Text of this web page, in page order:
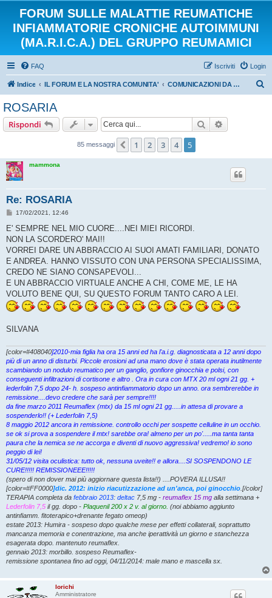
FORUM SULLE MALATTIE REUMATICHE
INFIAMMATORIE CRONICHE AUTOIMMUNI
(MA.R.I.C.A.) DEL GRUPPO REUMAMICI
FAQ Login
Iscriviti
Indice IL FORUM E LA NOSTRA COMUNITA' COMUNICAZIONI DA PARTE DELL'AMMINISTRAZIONE
ROSARIA
Rispondi Cerca
85 messaggi Precedente
1 2 3 4 5
mammona
Re: ROSARIA
M
s
a
g
i
o
17/02/2021, 12:46
E' SEMPRE NEL MIO CUORE....NEI MIEI RICORDI.
NON LA SCORDERO' MAI!!
VORREI DARE UN ABBRACCIO AI SUOI AMATI FAMILIARI, DONATO
E ANDREA. HANNO VISSUTO CON UNA PERSONA SPECIALISSIMA,
CREDO NE SIANO CONSAPEVOLI...
E UN ABBRACCIO VIRTUALE ANCHE A CHI, COME ME, LE HA
VOLUTO BENE QUI, SU QUESTO FORUM TANTO CARO A LEI.
SILVANA
[color=#408040]2010-mia figlia ha ora 15 anni ed ha l'a.i.g. diagnosticata a 12 anni dopo
più di un anno di disturbi. Piccole erosioni ad una mano dove è stata operata inutilmente
scambiando un nodulo reumatico per un ganglio, gonfiore ginocchia e polsi, con
conseguenti infiltrazioni di cortisone e altro . Ora in cura con MTX 20 ml ogni 21 gg. +
lederfolin 7,5 dopo 24- h. sospeso antinfiammatorio dopo un anno. ora sembrerebbe in
remissione....devo credere che sarà per sempre!!!!
da fine marzo 2011 Reumaflex (mtx) da 15 ml ogni 21 gg.....in attesa di provare a
sospenderlo!! (+ Lederfolin 7,5)
8 maggio 2012 ancora in remissione. controllo occhi per sospette celluline in un occhio.
se ok si prova a sospendere il mtx! sarebbe ora! almeno per un po'.....ma tanta tanta
paura che la nemica se ne accorga e diventi di nuovo aggressiva! vedremo! io sono
peggio di lei!
31/05/12 visita oculistica: tutto ok, nessuna uveite!! e allora....SI SOSPENDONO LE
CURE!!!!! REMISSIONEEE!!!!!
(spero di non dover mai più aggiornare questa lista!!) ....POVERA ILLUSA!!
[color=#FF0000]dic. 2012: inizio riacutizzazione ad un'anca, poi ginocchio .[/color]
TERAPIA completa da febbraio 2013: deltac 7,5 mg - reumaflex 15 mg alla settimana +
Lederfolin 7,5 il gg. dopo - Plaquenil 200 x 2 v. al giorno. (noi abbiamo aggiunto
antinfiamm. fitoterapico+drenante fegato omeop)
estate 2013: Humira - sospeso dopo qualche mese per effetti collaterali, soprattutto
mancanza memoria e conentrazione, ma anche iperattività un giorno e stanchezza
esagerata dopo. mantenuto reumaflex.
gennaio 2013: morbillo. sospeso Reumaflex-
remissione spontanea fino ad oggi, 04/11/2014: male mano e mascella sx.
lorichi
Amministratore